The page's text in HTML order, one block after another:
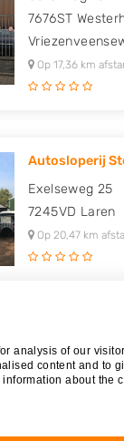
7676ST
Op 17,36 km
Autosloperij
Exelseweg 25
7245VD Laren
Op 20,47 km
Kamerlingh
7271AZ Borculo
analysis of our
content and to
about the